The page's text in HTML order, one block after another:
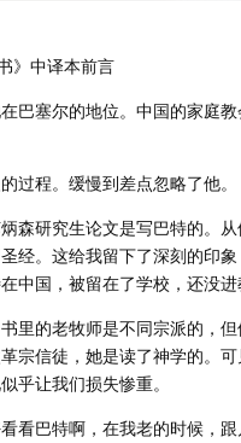
》中译本前言
巴塞尔的地位。中国的家庭
过程。缓慢到差点忽略了他。
森研究生论文是写巴特的。
经。这给我留下了深刻的印
中国，被留在了学校，还没进
里的老牧师是不同宗派的，
宗信徒，她是读了神学的。
乎让我们损失惨重。
看巴特啊，在我老的时候，